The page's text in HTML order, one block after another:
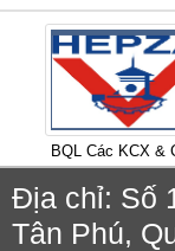
BQL Các KCX &
Địa chỉ: Số
Tân Phú,